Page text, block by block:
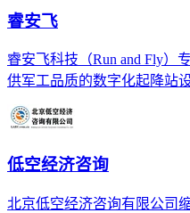
睿安飞
睿安飞科技（Run and Fly）
供军工品质的数字化起降站
低空经济咨询
北京低空经济咨询有限公司